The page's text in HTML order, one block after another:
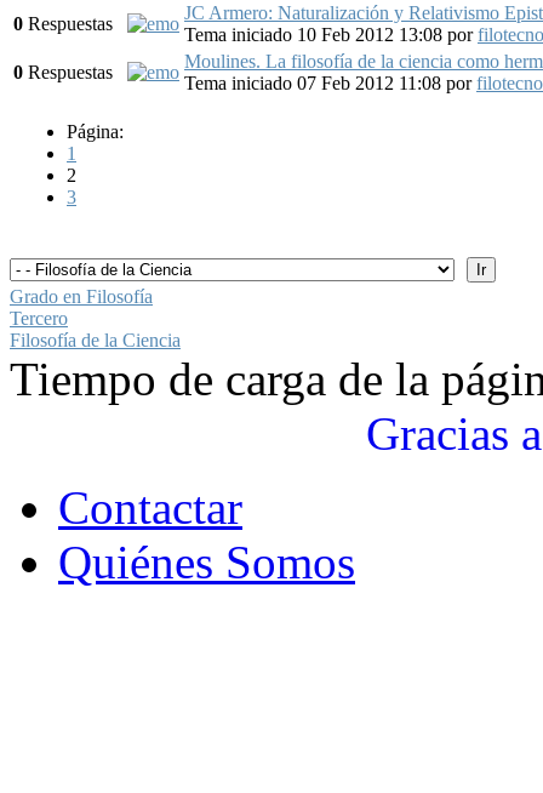
0 Respuestas
JC Armero: Naturalización y Relativismo
Tema iniciado 10 Feb 2012 13:08 por
0 Respuestas
Moulines. La filosofía de la ciencia como
Tema iniciado 07 Feb 2012 11:08 por
Página:
1
2
3
Grado en Filosofía
Tercero
Filosofía de la Ciencia
Tiempo de carga de la
Gracias a
Contactar
Quiénes Somos